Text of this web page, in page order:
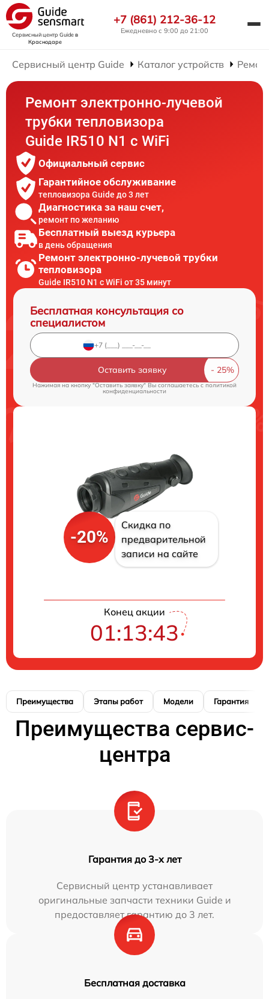
Сервисный центр Guideв
Краснодаре
+7 (861) 212-36-12
Ежедневно с 9:00 до 21:00
Сервисный центр Guide Каталог устройств
Ремонт электронно-лучевой
трубки тепловизора
Guide IR510 N1 c WiFi
Официальный сервис
Гарантийное обслуживание
тепловизора Guide до 3 лет
Диагностика за наш счет,
ремонт по желанию
Бесплатный выезд курьера
в день обращения
Ремонт электронно-лучевой трубки
тепловизора
Guide IR510 N1 c WiFi от 35 минут
Бесплатная консультация со
специалистом
Оставить заявку
Нажимая на кнопку "Оставить заявку" Вы соглашаетесь cполитикой
конфиденциальности
-20%
Скидка по
предварительной
записи на сайте
Конец акции
01:13:42
Преимущества Этапы работ Модели Гарантия
Преимущества сервис-
центра
Гарантия до 3-х лет
Сервисный центр устанавливает
оригинальные запчасти техники Guide и
предоставляет гарантию до 3 лет.
Бесплатная доставка